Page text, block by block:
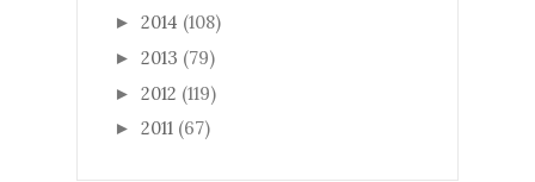
► 2014 (108)
► 2013 (79)
► 2012 (119)
► 2011 (67)